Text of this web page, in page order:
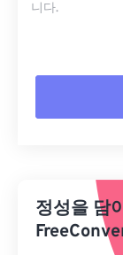
니다.
사전 설
사전 설
정성을 담